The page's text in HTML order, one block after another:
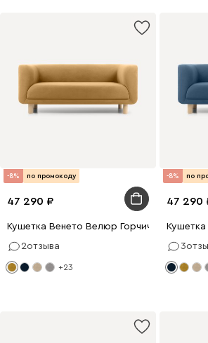
-8% по промокоду
47 290
Кушетка Венето Велюр Горчичный
2отзыва
+23
-8% по
47 290
3